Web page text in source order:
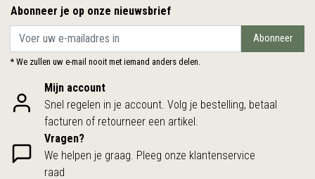
Abonneer je op onze nieuwsbrief
Abonneer
* We zullen uw e-mail nooit met iemand anders delen.
Mijn account
Snel regelen in je account. Volg je bestelling, betaal
facturen of retourneer een artikel.
Vragen?
We helpen je graag. Pleeg onze klantenservice
raad